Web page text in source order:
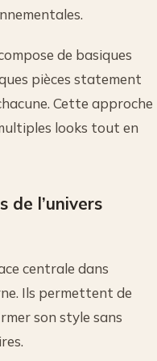
de basiques
pièces statement
Cette approche
looks tout en
de l’univers
centrale dans
Ils permettent de
son style sans